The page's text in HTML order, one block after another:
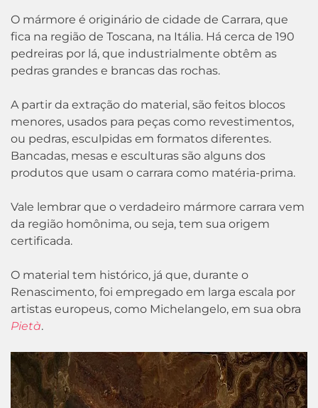
O mármore é originário de cidade de Carrara, que
fica na região de Toscana, na Itália. Há cerca de 190
pedreiras por lá, que industrialmente obtêm as
pedras grandes e brancas das rochas.
A partir da extração do material, são feitos blocos
menores, usados para peças como revestimentos,
ou pedras, esculpidas em formatos diferentes.
Bancadas, mesas e esculturas são alguns dos
produtos que usam o carrara como matéria-prima.
Vale lembrar que o verdadeiro mármore carrara vem
da região homônima, ou seja, tem sua origem
certificada.
O material tem histórico, já que, durante o
Renascimento, foi empregado em larga escala por
artistas europeus, como Michelangelo, em sua obra
Pietà.